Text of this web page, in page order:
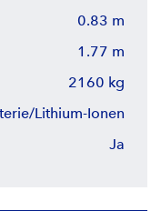
0.83 m
1.77 m
2160 kg
Lithium-Ionen
Ja